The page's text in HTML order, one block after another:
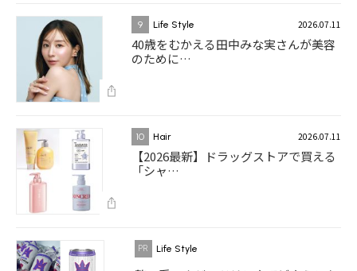
9 Life Style 2026.07.11
40歳をむかえる田中みな実さんが美容
のために…
10 Hair 2026.07.11
【2026最新】ドラッグストアで買える
「シャ…
Life Style